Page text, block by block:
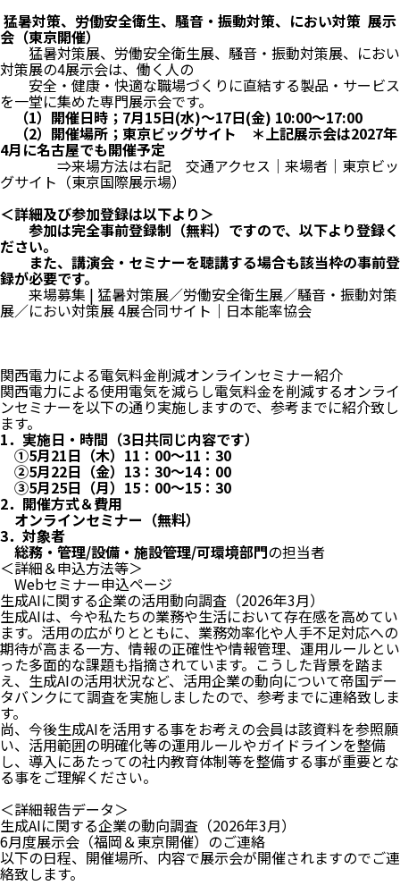
猛暑対策、労働安全衛生、騒音・振動対策、におい対策 展示
会（東京開催）
猛暑対策展、労働安全衛生展、騒音・振動対策展、におい
対策展の4展示会は、働く人の
安全・健康・快適な職場づくりに直結する製品・サービス
を一堂に集めた専門展示会です。
（1）開催日時；7月15日(水)～17日(金) 10:00～17:00
（2）開催場所；東京ビッグサイト ＊上記展示会は2027年
4月に名古屋でも開催予定
⇒来場方法は右記 交通アクセス｜来場者｜東京ビッ
グサイト（東京国際展示場）
＜詳細及び参加登録は以下より＞
参加は完全事前登録制（無料）ですので、以下より登録く
ださい。
また、講演会・セミナーを聴講する場合も該当枠の事前登
録が必要です。
来場募集 | 猛暑対策展／労働安全衛生展／騒音・振動対策
展／におい対策展 4展合同サイト｜日本能率協会
関西電力による電気料金削減オンラインセミナー紹介
関西電力による使用電気を減らし電気料金を削減するオンライ
ンセミナーを以下の通り実施しますので、参考までに紹介致し
ます。
1．実施日・時間（3日共同じ内容です）
①5月21日（木）11：00～11：30
②5月22日（金）13：30～14：00
③5月25日（月）15：00～15：30
2．開催方式＆費用
オンラインセミナー（無料）
3．対象者
総務・管理/設備・施設管理/可環境部門の担当者
＜詳細＆申込方法等＞
Webセミナー申込ページ
生成AIに関する企業の活用動向調査（2026年3月）
生成AIは、今や私たちの業務や生活において存在感を高めてい
ます。活用の広がりとともに、業務効率化や人手不足対応への
期待が高まる一方、情報の正確性や情報管理、運用ルールとい
った多面的な課題も指摘されています。こうした背景を踏ま
え、生成AIの活用状況など、活用企業の動向について帝国デー
タバンクにて調査を実施しましたので、参考までに連絡致しま
す。
尚、今後生成AIを活用する事をお考えの会員は該資料を参照願
い、活用範囲の明確化等の運用ルールやガイドラインを整備
し、導入にあたっての社内教育体制等を整備する事が重要とな
る事をご理解ください。
＜詳細報告データ＞
生成AIに関する企業の動向調査（2026年3月）
6月度展示会（福岡＆東京開催）のご連絡
以下の日程、開催場所、内容で展示会が開催されますのでご連
絡致します。